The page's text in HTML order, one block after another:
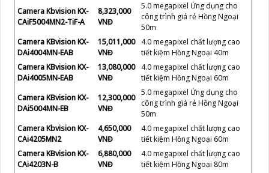
Camera Kbvision KX-
CAiF5004MN2-TiF-A
8,323,000
VNĐ
5.0 megapixel Ứng dụng cho
công trình giá rẻ Hồng Ngoại
50m
Camera KBvision KX-
DAi4004MN-EAB
15,011,000
VNĐ
4.0 megapixel chất lượng cao
tiết kiệm Hồng Ngoại 40m
Camera KBvision KX-
DAi4005MN-EAB
13,080,000
VNĐ
4.0 megapixel chất lượng cao
tiết kiệm Hồng Ngoại 60m
Camera KBvision KX-
DAi5004MN-EB
12,300,000
VNĐ
5.0 megapixel Ứng dụng cho
công trình giá rẻ Hồng Ngoại
50m
Camera Kbvision KX-
CAi4205MN2
4,650,000
VNĐ
4.0 megapixel chất lượng cao
tiết kiệm Hồng Ngoại 60m
Camera KBvision KX-
CAi4203N-B
6,880,000
VNĐ
4.0 megapixel chất lượng cao
tiết kiệm Hồng Ngoại 80m